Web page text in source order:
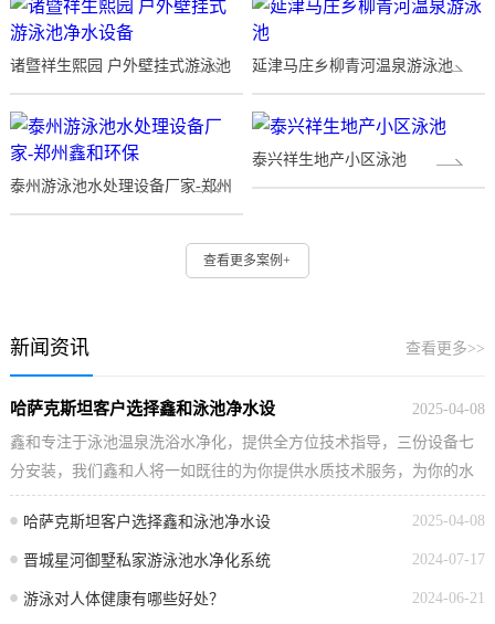
诸暨祥生熙园 户外壁挂式游泳池
净水
延津马庄乡柳青河温泉游泳池
泰州游泳池水处理设备厂家-郑州
泰兴祥生地产小区泳池
查看更多案例+
查看更多>>
新闻资讯
2025-04-08
哈萨克斯坦客户选择鑫和泳池净水设
鑫和专注于泳池温泉洗浴水净化，提供全方位技术指导，三份设备七
分安装，我们鑫和人将一如既往的为你提供水质技术服务，为你的水
质保驾护航。…
2025-04-08
哈萨克斯坦客户选择鑫和泳池净水设
2024-07-17
晋城星河御墅私家游泳池水净化系统
2024-06-21
游泳对人体健康有哪些好处？